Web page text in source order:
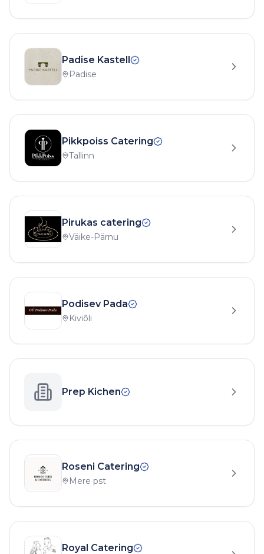
Padise Kastell
Padise
Pikkpoiss Catering
Tallinn
Pirukas catering
Väike-Pärnu
Podisev Pada
Kiviõli
Prep Kichen
Roseni Catering
Mere pst
Royal Catering